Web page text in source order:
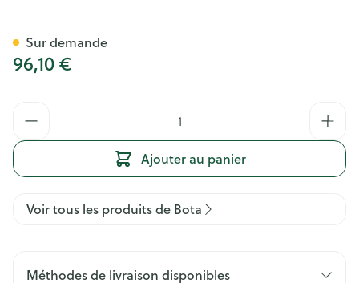
96,10 €
Ajouter au panier
Sur demande
Voir tous les produits de Bota
Méthodes de livraison disponibles